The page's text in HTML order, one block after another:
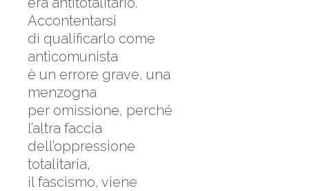
Accontentarsi
di qualificarlo come
anticomunista
è un errore grave, una
menzogna
per omissione, perché
l’altra faccia
dell’oppressione
totalitaria,
il fascismo, viene